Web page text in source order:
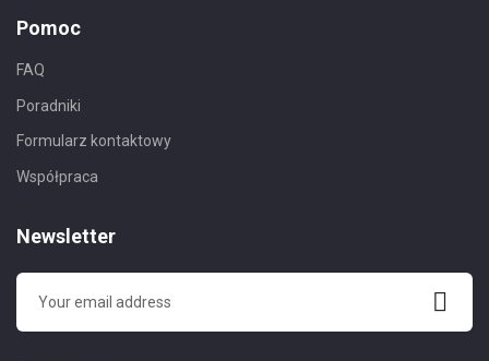
Pomoc
FAQ
Poradniki
Formularz kontaktowy
Współpraca
Newsletter